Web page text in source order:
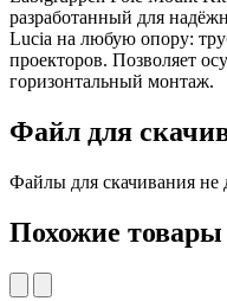
разработанный для
Lucia на любую опору:
проекторов. Позволяет
горизонтальный монтаж.
Файл для
Файлы для скачивания не
Похожие товары